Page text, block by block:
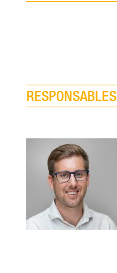
RESPONSABLES